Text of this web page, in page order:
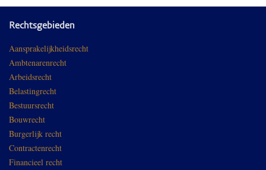
Rechtsgebieden
Aansprakelijkheidsrecht
Ambtenarenrecht
Arbeidsrecht
Belastingrecht
Bestuursrecht
Bouwrecht
Burgerlijk recht
Contractenrecht
Financieel recht